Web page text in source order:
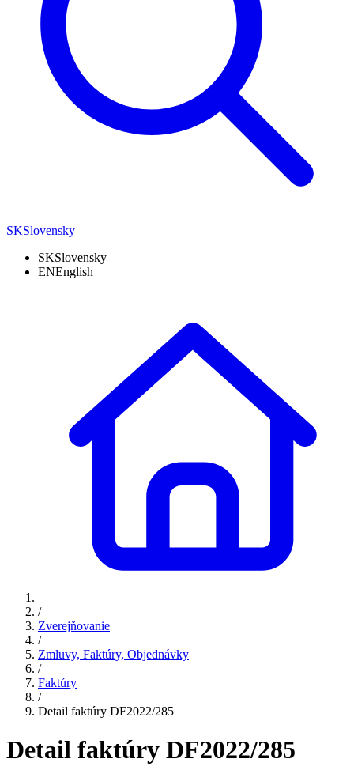
SKSlovensky
SKSlovensky
ENEnglish
/
Zverejňovanie
/
Zmluvy, Faktúry, Objednávky
/
Faktúry
/
Detail faktúry DF2022/285
Detail faktúry DF2022/285